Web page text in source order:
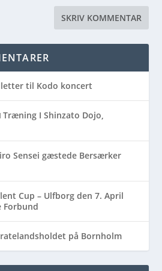
til Kodo koncert
Træning I Shinzato Dojo,
Sensei gæstede Bersærker
Cup – Ulfborg den 7. April
Forbund
på Bornholm